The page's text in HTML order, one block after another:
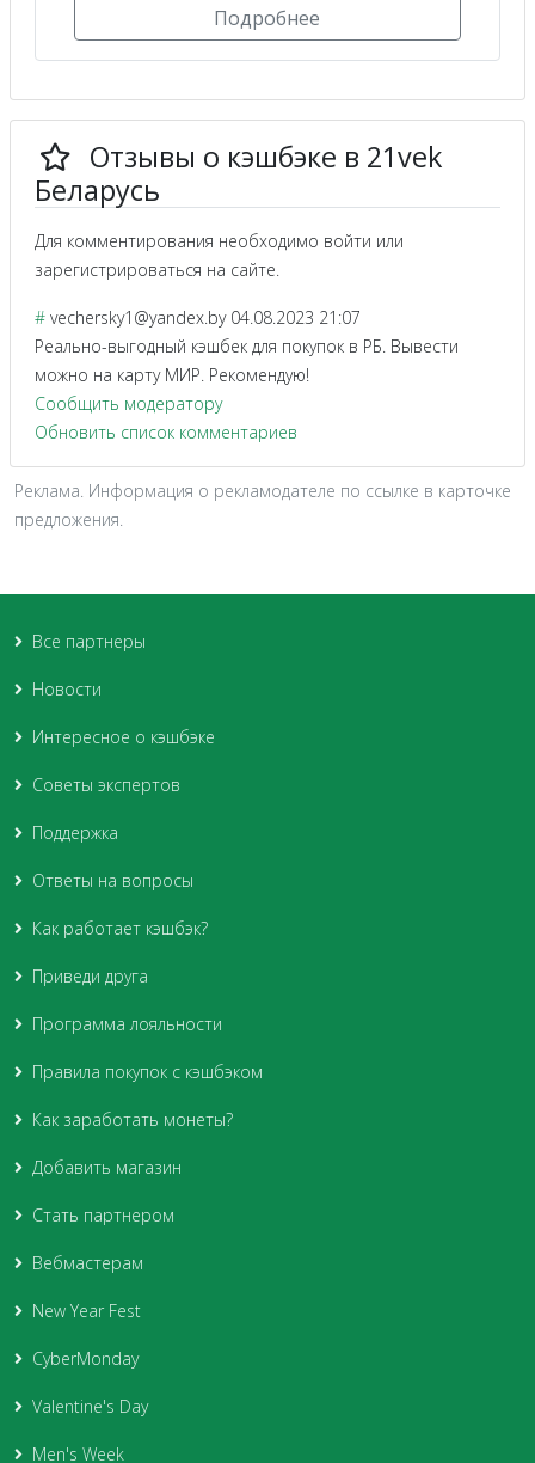
Подробнее
Отзывы о кэшбэке в 21vek
Беларусь
Для комментирования необходимо войти или
зарегистрироваться на сайте.
# vechersky1@yandex.by 04.08.2023 21:07
Реально-выгодный кэшбек для покупок в РБ. Вывести
можно на карту МИР. Рекомендую!
Сообщить модератору
Обновить список комментариев
Реклама. Информация о рекламодателе по ссылке в карточке
предложения.
Все партнеры
Новости
Интересное о кэшбэке
Советы экспертов
Поддержка
Ответы на вопросы
Как работает кэшбэк?
Приведи друга
Программа лояльности
Правила покупок с кэшбэком
Как заработать монеты?
Добавить магазин
Стать партнером
Вебмастерам
New Year Fest
CyberMonday
Valentine's Day
Men's Week